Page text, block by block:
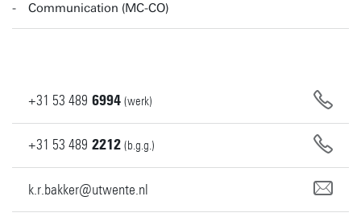
Communication (MC-CO)
+31 53 489 6994 (werk)
+31 53 489 2212 (b.g.g.)
k.r.bakker@utwente.nl